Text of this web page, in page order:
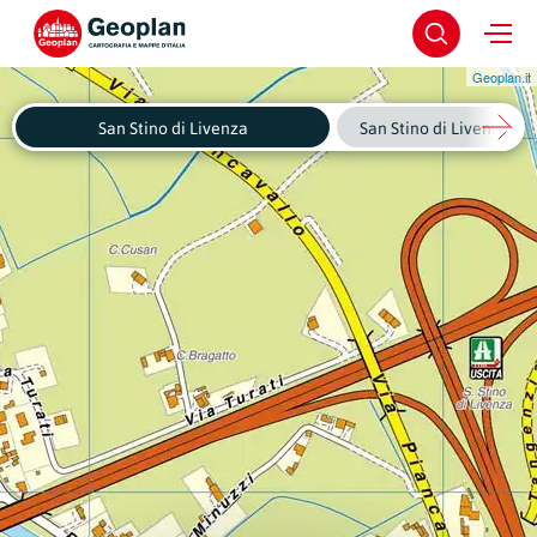
Geoplan.it
San Stino di Livenza San Stino di Livenza -